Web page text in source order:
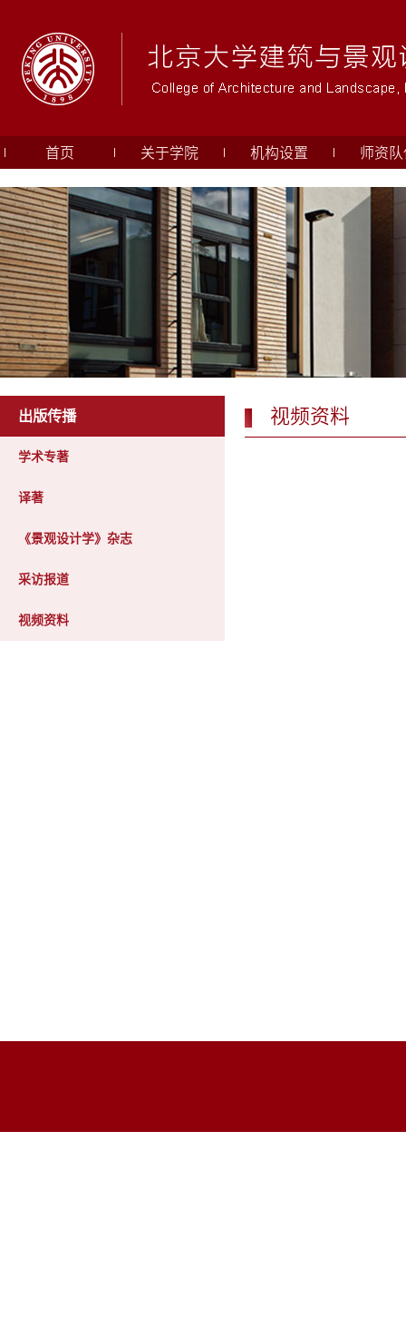
首页 关于学院 机构设置 师资队
出版传播
学术专著
译著
《景观设计学》杂志
采访报道
视频资料
视频资料